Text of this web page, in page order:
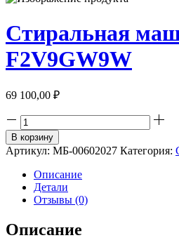
Стиральная
F2V9GW9W
69 100,00 ₽
Количество
товара
Стиральная
машина
F2V9GW9W
В корзину
Артикул: МБ-00602027 Категория:
Описание
Детали
Отзывы (0)
Описание